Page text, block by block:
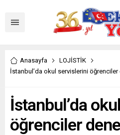
Anasayfa
LOJİSTİK
İstanbul’da okul servislerini
İstanbul’da
öğrenciler